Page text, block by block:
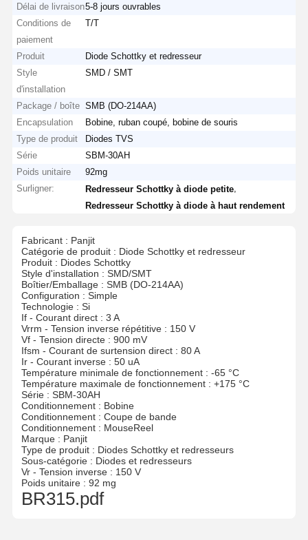
Délai de livraison5-8 jours ouvrables
Conditions de
paiement
T/T
Produit
Diode Schottky et redresseur
Style
d'installation
SMD / SMT
Package / boîte SMB (DO-214AA)
Encapsulation
Bobine, ruban coupé, bobine de souris
Type de produit
Diodes TVS
Série
SBM-30AH
Poids unitaire
92mg
Surligner:
Redresseur Schottky à diode petite
Redresseur Schottky à diode à haut rendement
Fabricant : Panjit
Catégorie de produit : Diode Schottky et redresseur
Produit : Diodes Schottky
Style d'installation : SMD/SMT
Boîtier/Emballage : SMB (DO-214AA)
Configuration : Simple
Technologie : Si
If - Courant direct : 3 A
Vrrm - Tension inverse répétitive : 150 V
Vf - Tension directe : 900 mV
Ifsm - Courant de surtension direct : 80 A
Ir - Courant inverse : 50 uA
Température minimale de fonctionnement : -65 °C
Température maximale de fonctionnement : +175 °C
Série : SBM-30AH
Conditionnement : Bobine
Conditionnement : Coupe de bande
Conditionnement : MouseReel
Marque : Panjit
Type de produit : Diodes Schottky et redresseurs
Sous-catégorie : Diodes et redresseurs
Vr - Tension inverse : 150 V
Poids unitaire : 92 mg
BR315.pdf